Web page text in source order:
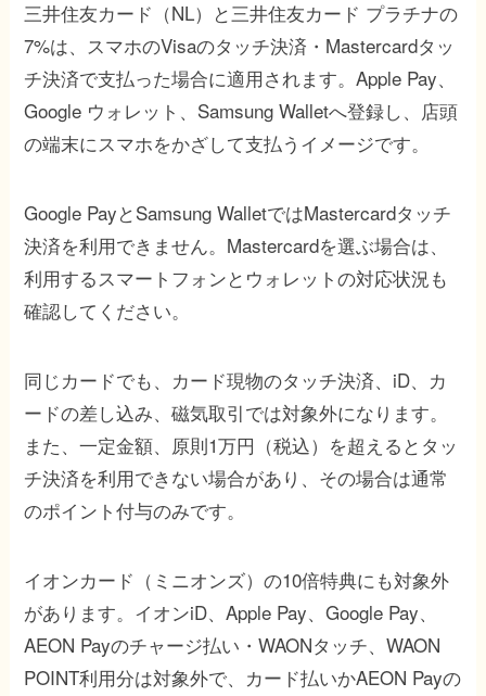
三井住友カード（NL）と三井住友カード プラチナの
7%は、スマホのVisaのタッチ決済・Mastercardタッ
チ決済で支払った場合に適用されます。Apple Pay、
Google ウォレット、Samsung Walletへ登録し、店頭
の端末にスマホをかざして支払うイメージです。
Google PayとSamsung WalletではMastercardタッチ
決済を利用できません。Mastercardを選ぶ場合は、
利用するスマートフォンとウォレットの対応状況も
確認してください。
同じカードでも、カード現物のタッチ決済、iD、カ
ードの差し込み、磁気取引では対象外になります。
また、一定金額、原則1万円（税込）を超えるとタッ
チ決済を利用できない場合があり、その場合は通常
のポイント付与のみです。
イオンカード（ミニオンズ）の10倍特典にも対象外
があります。イオンiD、Apple Pay、Google Pay、
AEON Payのチャージ払い・WAONタッチ、WAON
POINT利用分は対象外で、カード払いかAEON Payの